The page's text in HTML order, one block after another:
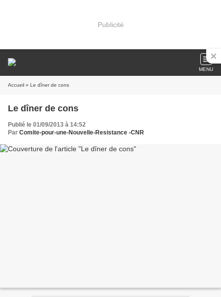
Publicité
MENU
Accueil » Le dîner de cons
Le dîner de cons
Publié le 01/09/2013 à 14:52
Par Comite-pour-une-Nouvelle-Resistance -CNR